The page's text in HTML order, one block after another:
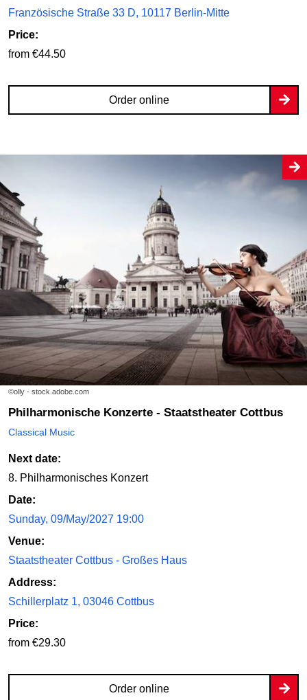
Französische Straße 33 D, 10117 Berlin-Mitte
Price:
from €44.50
Order online
©olly - stock.adobe.com
Philharmonische Konzerte - Staatstheater Cottbus
Classical Music
Next date:
8. Philharmonisches Konzert
Date:
Sunday, 09/May/2027 19:00
Venue:
Staatstheater Cottbus - Großes Haus
Address:
Schillerplatz 1, 03046 Cottbus
Price:
from €29.30
Order online